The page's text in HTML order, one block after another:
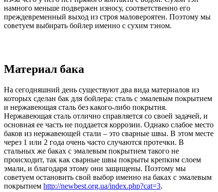
намного меньше подвержен износу, соответственно его
преждевременный выход из строя маловероятен. Поэтому мы
советуем выбирать бойлер именно с сухим тэном.
Материал бака
На сегодняшний день существуют два вида материалов из
которых сделан бак для бойлера: сталь с эмалевым покрытием
и нержавеющая сталь без какого-либо покрытия.
Нержавеющая сталь отлично справляется со своей задачей, и
основная ее часть не поддается коррозии. Однако слабое место
баков из нержавеющей стали – это сварные швы. В этом месте
через 1 или 2 года очень часто случаются протечки. В
стальных же баках с эмалевым покрытием такого не
происходит, так как сварные швы покрыты крепким слоем
эмали, и благодаря этому они защищены. Поэтому мы
советуем остановить свой выбор именно на баках с эмалевым
покрытием http://newbest.org.ua/index.php?cat=3.